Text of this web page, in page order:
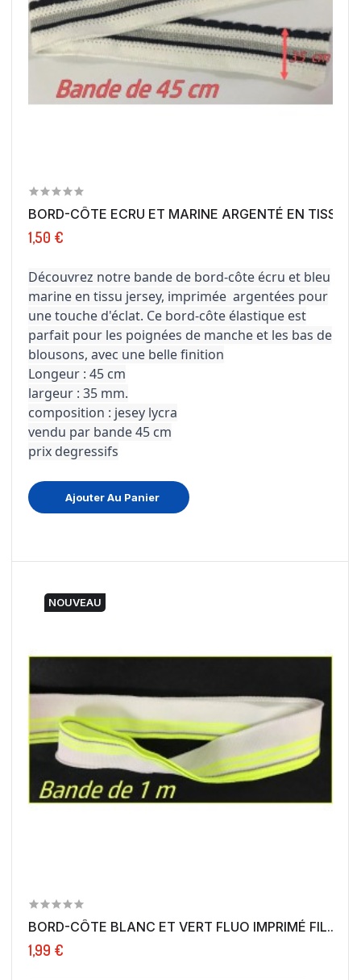
BORD-CÔTE ECRU ET MARINE ARGENTÉ EN TISSU...
1,50 €
Découvrez notre bande de bord-côte écru et bleu
marine en tissu jersey, imprimée argentées pour
une touche d'éclat. Ce bord-côte élastique est
parfait pour les poignées de manche et les bas de
blousons, avec une belle finition
Longeur : 45 cm
largeur : 35 mm.
composition : jesey lycra
vendu par bande 45 cm
prix degressifs
Ajouter Au Panier
NOUVEAU
BORD-CÔTE BLANC ET VERT FLUO IMPRIMÉ FIL...
1,99 €